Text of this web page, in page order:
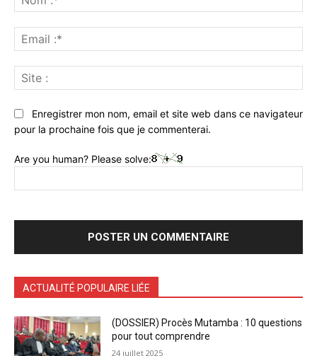
:*
:*
:
Enregistrer mon nom, email et site web dans ce navigateur
pour la prochaine fois que je commenterai.
Are you human? Please solve:
ACTUALITÉ POPULAIRE LIÉE
(DOSSIER) Procès Mutamba : 10 questions
pour tout comprendre
24 juillet 2025